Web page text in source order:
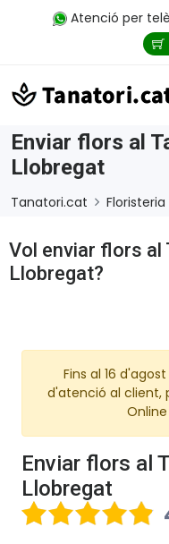
Atenció per
Enviar flors al
Llobregat
Tanatori.cat Floristeria
Vol enviar flors al
Llobregat?
Fins al 16
d'atenció al client,
Enviar flors al
Llobregat